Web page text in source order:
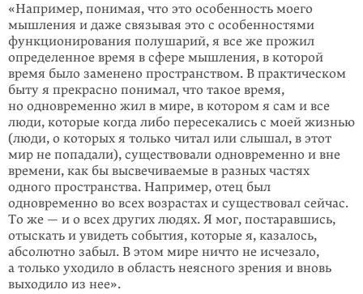
«Например, понимая, что это особенность моего
мышления и даже связывая это с особенностями
функционирования полушарий, я все же прожил
определенное время в сфере мышления, в которой
время было заменено пространством. В практическом
быту я прекрасно понимал, что такое время,
но одновременно жил в мире, в котором я сам и все
люди, которые когда либо пересекались с моей жизнью
(люди, о кото­рых я только читал или слышал, в этот
мир не попадали), существовали одновременно и вне
времени, как бы высвечиваемые в разных частях
одного пространства. Например, отец был
одновременно во всех возрастах и существовал сейчас.
То же — и о всех других людях. Я мог, постаравшись,
отыскать и увидеть события, которые я, казалось,
абсолютно забыл. В этом мире ничто не исчезало,
а только уходило в область неясного зрения и вновь
выходило из нее».